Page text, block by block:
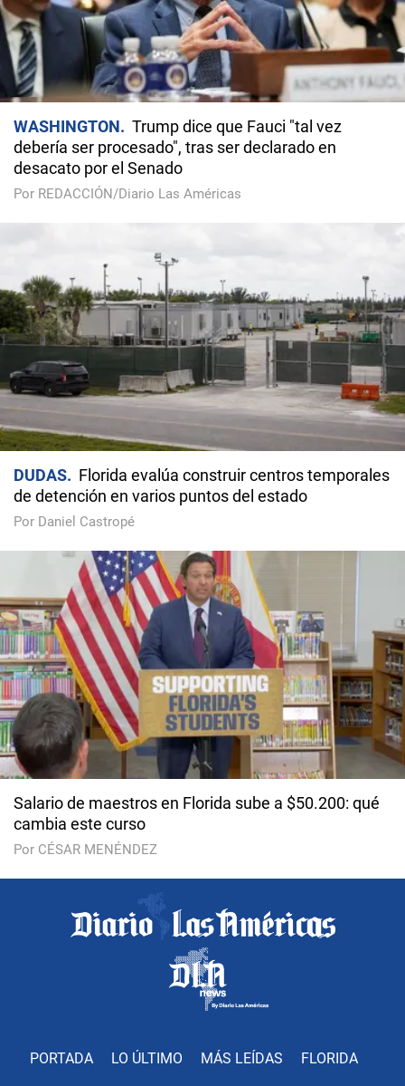
WASHINGTON
Trump dice que Fauci "tal vez
debería ser procesado", tras ser declarado en
desacato por el Senado
Por REDACCIÓN/Diario Las Américas
DUDAS
Florida evalúa construir centros temporales
de detención en varios puntos del estado
Por Daniel Castropé
Salario de maestros en Florida sube a $50.200: qué
cambia este curso
Por CÉSAR MENÉNDEZ
PORTADA LO ÚLTIMO MÁS LEÍDAS FLORIDA